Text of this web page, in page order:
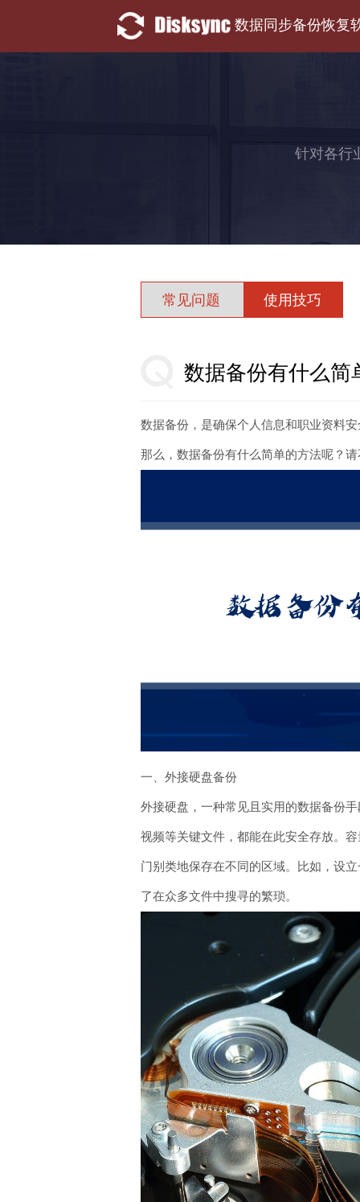
数据同步备份恢复
针对各行
常见问题 使用技巧
数据备份有什么简
数据备份，是确保个人信息和职业资料
那么，数据备份有什么简单的方法呢？
一、外接硬盘备份
外接硬盘，一种常见且实用的数据备份
视频等关键文件，都能在此安全存放。
门别类地保存在不同的区域。比如，设
了在众多文件中搜寻的繁琐。